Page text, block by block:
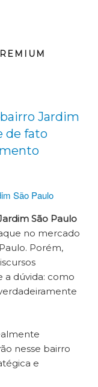
Jardim
de fato
São Paulo
no mercado
Porém,
a dúvida: como
nesse bairro
e